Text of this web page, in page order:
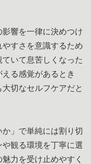
影響を一律に決めつけ
すさを意識するため
いて息苦しくなった
る感覚があるとき
切なセルフケアだと
」で単純には割り切
観る環境を丁寧に選
力を受け止めやすく